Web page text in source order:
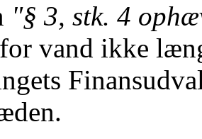
"§ 3, stk. 4
vand ikke